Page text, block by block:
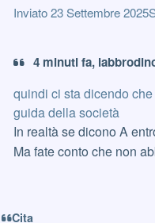
Inviato23 Settembre 2025
4 minuti fa,
quindi ci sta dicendo
guida della società
In realtà se dicono A
Ma fate conto che non
Cita